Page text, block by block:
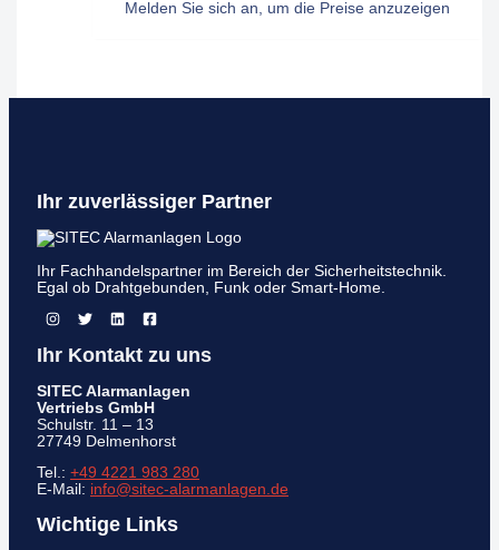
Melden Sie sich an, um die Preise anzuzeigen
Ihr zuverlässiger Partner
Ihr Fachhandelspartner im Bereich der Sicherheitstechnik.
Egal ob Drahtgebunden, Funk oder Smart-Home.
Ihr Kontakt zu uns
SITEC Alarmanlagen
Vertriebs GmbH
Schulstr. 11 – 13
27749 Delmenhorst
Tel.: +49 4221 983 280
E-Mail: info@sitec-alarmanlagen.de
Wichtige Links